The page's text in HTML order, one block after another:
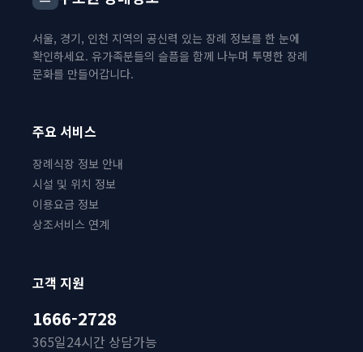
서울, 경기, 인천 지역의 공신력 있는 장례 정보를 한 눈에
확인하세요. 유가족분들의 슬픔을 함께 나누며 투명한 장례
문화를 만들어갑니다.
주요 서비스
장례식장 정보 안내
시설 및 위치 정보
이용요금 정보
상조서비스 연계
고객 지원
1666-2728
365일24시간 상담가능